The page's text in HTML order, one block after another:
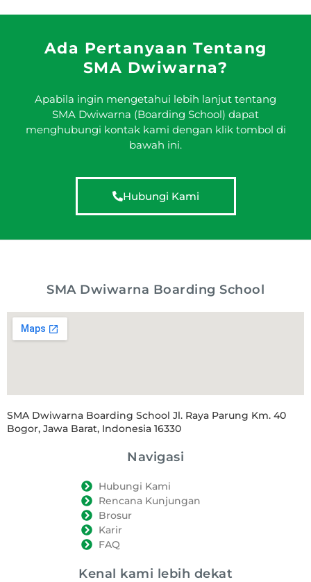
Ada Pertanyaan Tentang
SMA Dwiwarna?
Apabila ingin mengetahui lebih lanjut tentang
SMA Dwiwarna (Boarding School) dapat
menghubungi kontak kami dengan klik tombol di
bawah ini.
Hubungi Kami
SMA Dwiwarna Boarding School
SMA Dwiwarna Boarding School Jl. Raya Parung Km. 40
Bogor, Jawa Barat, Indonesia 16330
Navigasi
Hubungi Kami
Rencana Kunjungan
Brosur
Karir
FAQ
Kenal kami lebih dekat